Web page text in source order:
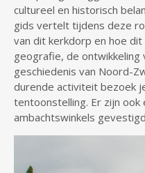
cultureel en historisch
gids vertelt tijdens deze
van dit kerkdorp en hoe
geografie, de ontwikkeling
geschiedenis van Noord-
durende activiteit bezoek
tentoonstelling. Er zijn ook
ambachtswinkels